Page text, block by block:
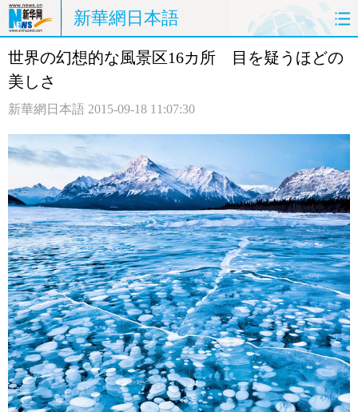
新華網日本語
ホームページ 政治 経済
観光
中日対訳
世界の幻想的な風景区16カ所 目を疑うほどの
美しさ
新華網日本語 2015-09-18 11:07:30